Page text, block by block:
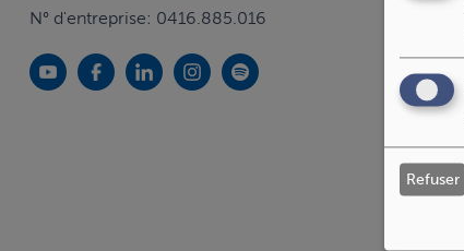
N° d'entreprise: 0416.885.016
Refuser